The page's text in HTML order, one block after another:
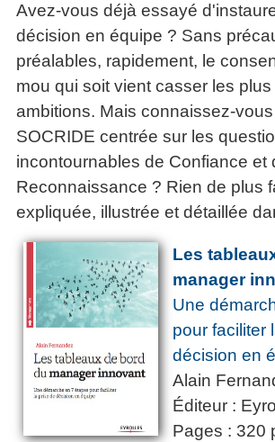
Avez-vous déjà essayé
décision en équipe ? Sans
préalables, rapidement, le
mou qui soit vient casser les
ambitions. Mais connaissez-
SOCRIDE centrée sur les
incontournables de Confiance et
Reconnaissance ? Rien de plus
expliquée, illustrée et détaillée
Les
manager
Une
pour faciliter
décision en
Alain
Éditeur :
Pages : 320